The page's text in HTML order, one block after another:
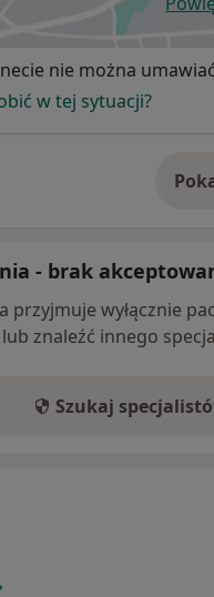
nie można
w tej sytuacji?
- brak
przyjmuje wyłącznie
znaleźć innego
Szukaj